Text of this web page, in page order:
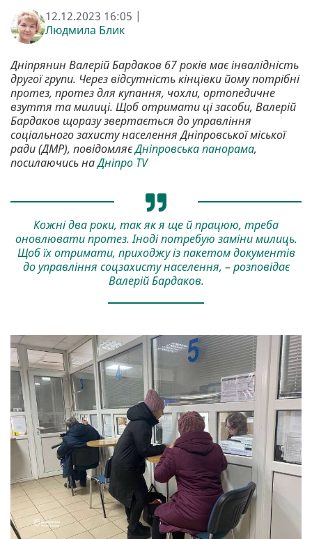
12.12.2023 16:05 |
Людмила Блик
Дніпрянин Валерій Бардаков 67 років має інвалідність
другої групи. Через відсутність кінцівки йому потрібні
протез, протез для купання, чохли, ортопедичне
взуття та милиці. Щоб отримати ці засоби, Валерій
Бардаков щоразу звертається до управління
соціального захисту населення Дніпровської міської
ради (ДМР), повідомляєДніпровська панорама,
посилаючись наДніпро TV
Кожні два роки, так як я ще й працюю, треба
оновлювати протез. Іноді потребую заміни милиць.
Щоб їх отримати, приходжу із пакетом документів
до управління соцзахисту населення, – розповідає
Валерій Бардаков.